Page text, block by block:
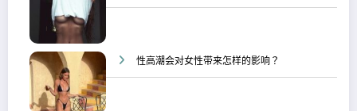
性高潮会对女性带来怎样的影响？